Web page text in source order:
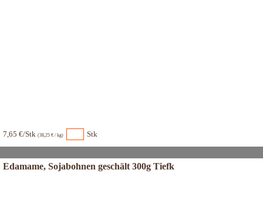
7,65 €/Stk (38,25 € / kg) Stk
Edamame, Sojabohnen geschält 300g Tiefk